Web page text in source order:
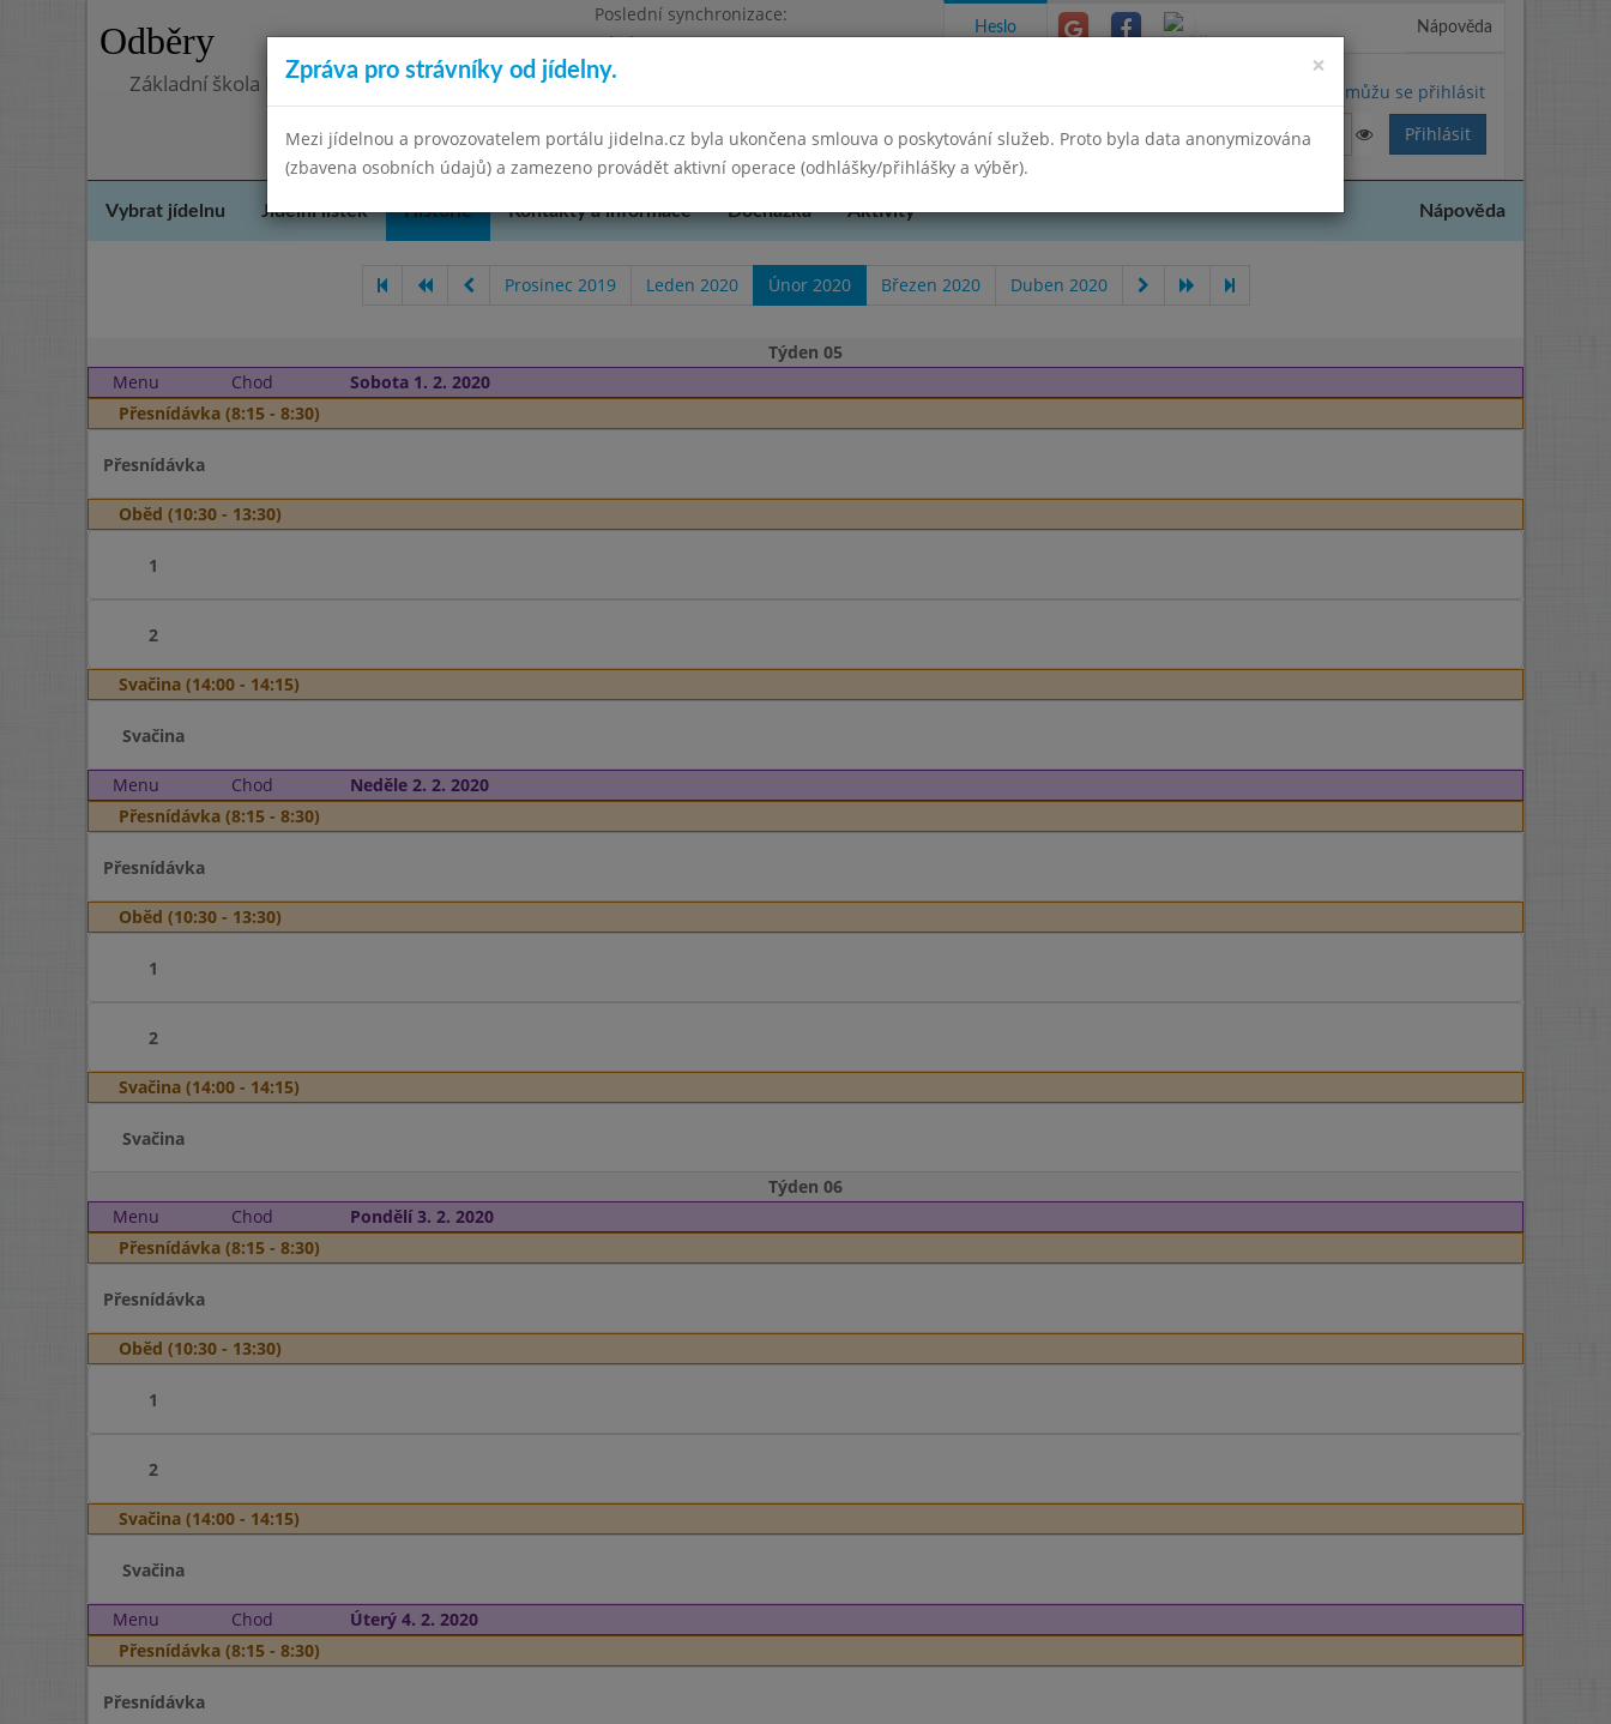
Odběry
Poslední synchronizace:
Pátek 29.8.2025 10:55
Základní škola Kostomlaty nad Labem, příspěvková organizace
Heslo Nápověda
Nemůžu se přihlásit
Vybrat jídelnu Jídelní lístek Historie Kontakty a informace Docházka Aktivity Nápověda
Prosinec 2019 Leden 2020 Únor 2020 Březen 2020 Duben 2020
Týden 05
Menu
Chod
Sobota 1. 2. 2020
Přesnídávka (8:15 - 8:30)
Přesnídávka
Oběd (10:30 - 13:30)
1
2
Svačina (14:00 - 14:15)
Svačina
Menu Chod
Neděle 2. 2. 2020
Přesnídávka (8:15 - 8:30)
Přesnídávka
Oběd (10:30 - 13:30)
1
2
Svačina (14:00 - 14:15)
Svačina
Týden 06
Menu
Chod
Pondělí 3. 2. 2020
Přesnídávka (8:15 - 8:30)
Přesnídávka
Oběd (10:30 - 13:30)
1
2
Svačina (14:00 - 14:15)
Svačina
Menu Chod
Úterý 4. 2. 2020
Přesnídávka (8:15 - 8:30)
Přesnídávka
×
Zpráva pro strávníky od jídelny.
Mezi jídelnou a provozovatelem portálu jidelna.cz byla ukončena smlouva o poskytování služeb. Proto byla data anonymizována
(zbavena osobních údajů) a zamezeno provádět aktivní operace (odhlášky/přihlášky a výběr).